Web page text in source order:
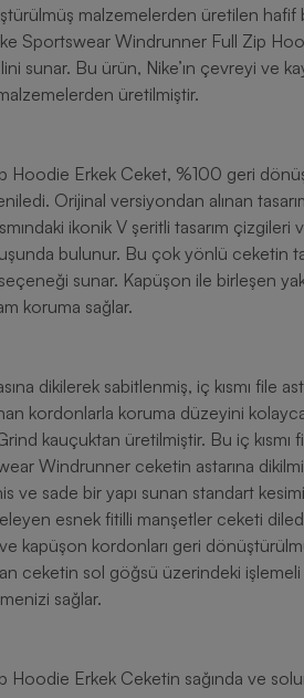
malzemelerden üretilen
Sportswear Windrunner Full Zip
sunar. Bu ürün, Nike’ın çevreyi ve
üretilmiştir.
Hoodie Erkek Ceket, %100 geri
Orijinal versiyondan alınan
ikonik V şeritli tasarım çizgileri
bulunur. Bu çok yönlü ceketin
sunar. Kapüşon ile birleşen
koruma sağlar.
dikilerek sabitlenmiş, iç kısmı file
kordonlarla koruma düzeyini
kauçuktan üretilmiştir. Bu iç
Windrunner ceketin astarına
ve sade bir yapı sunan standart
esnek fitilli manşetler ceketi
kapüşon kordonları geri
ceketin sol göğsü üzerindeki
sağlar.
Erkek Ceketin sağında ve